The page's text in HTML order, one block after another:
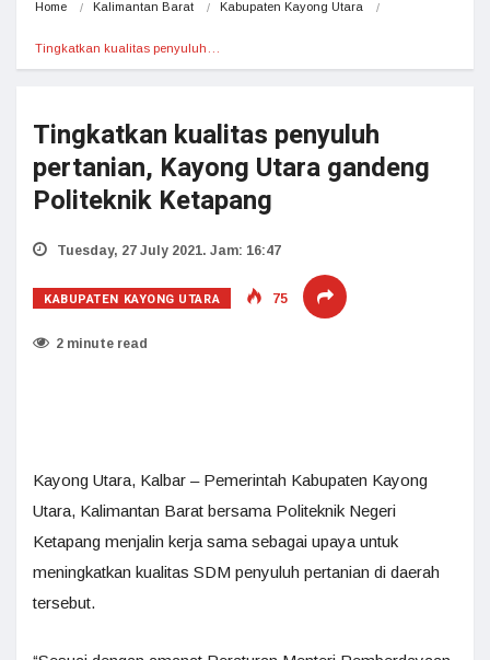
Home Kalimantan Barat Kabupaten Kayong Utara
Tingkatkan kualitas penyuluh…
Tingkatkan kualitas penyuluh
pertanian, Kayong Utara gandeng
Politeknik Ketapang
Tuesday, 27 July 2021. Jam: 16:47
KABUPATEN KAYONG UTARA 75
2 minute read
Kayong Utara, Kalbar – Pemerintah Kabupaten Kayong
Utara, Kalimantan Barat bersama Politeknik Negeri
Ketapang menjalin kerja sama sebagai upaya untuk
meningkatkan kualitas SDM penyuluh pertanian di daerah
tersebut.